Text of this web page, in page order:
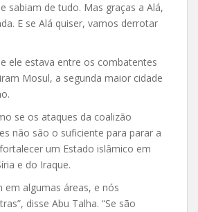
sabiam de tudo. Mas graças a Alá,
E se Alá quiser, vamos derrotar
ele estava entre os combatentes
Mosul, a segunda maior cidade
se os ataques da coalizão
não são o suficiente para parar a
um Estado islâmico em
e do Iraque.
em algumas áreas, e nós
disse Abu Talha. “Se são